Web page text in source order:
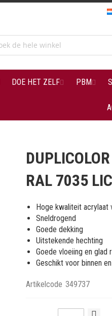
DOE HET ZELF PBM
RAL 7035
Hoge kwaliteit acrylaat
Sneldrogend
Goede dekking
Uitstekende hechting
Goede vloeiing en glad
Geschikt voor binnen
Artikelcode 349737